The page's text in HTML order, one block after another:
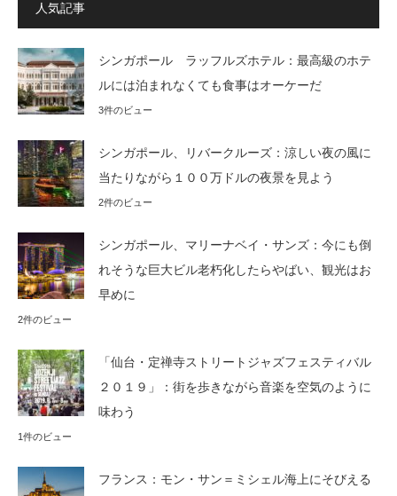
人気記事
シンガポール ラッフルズホテル：最高級のホテ
ルには泊まれなくても食事はオーケーだ
3件のビュー
シンガポール、リバークルーズ：涼しい夜の風に
当たりながら１００万ドルの夜景を見よう
2件のビュー
シンガポール、マリーナベイ・サンズ：今にも倒
れそうな巨大ビル老朽化したらやばい、観光はお
早めに
2件のビュー
「仙台・定禅寺ストリートジャズフェスティバル
２０１９」：街を歩きながら音楽を空気のように
味わう
1件のビュー
フランス：モン・サン＝ミシェル海上にそびえる